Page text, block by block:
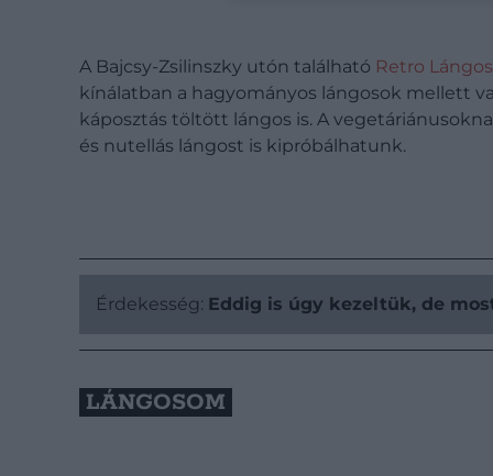
A Bajcsy-Zsilinszky utón található Retro Lángos
kínálatban a hagyományos lángosok mellett
káposztás töltött lángos is. A
és nutellás lángost is kipróbálhatunk.
Érdekesség: Eddig is úgy kezeltük, de
LÁNGOSOM